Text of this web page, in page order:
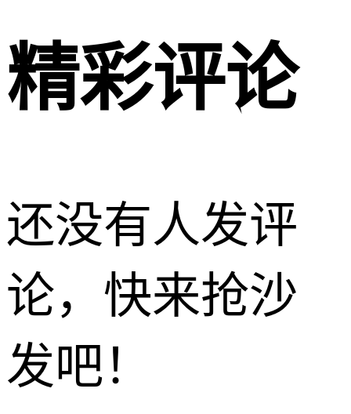
精彩评论
还没有人发评
论，快来抢沙
发吧！